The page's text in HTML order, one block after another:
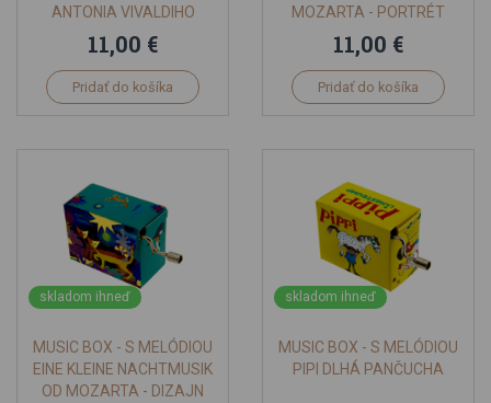
ANTONIA VIVALDIHO
11,00 €
Pridať do košíka
MOZARTA - PORTRÉT
MOZART
11,00 €
Pridať do košíka
skladom ihneď
MUSIC BOX - S MELÓDIOU
EINE KLEINE NACHTMUSIK
OD MOZARTA - DIZAJN
skladom ihneď
MUSIC BOX - S MELÓDIOU
PIPI DLHÁ PANČUCHA